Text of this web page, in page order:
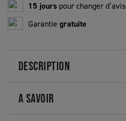
15 jours pour changer d’avis
Garantie gratuite
DESCRIPTION
A SAVOIR